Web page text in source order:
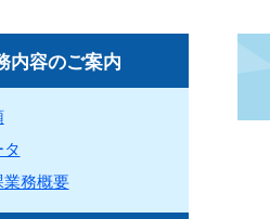
内容のご案内
務概要